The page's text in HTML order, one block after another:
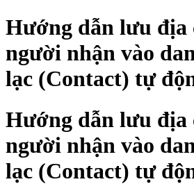
Hướng dẫn lưu địa
người nhận vào
lạc (Contact) tự
Hướng dẫn lưu địa
người nhận vào
lạc (Contact) tự